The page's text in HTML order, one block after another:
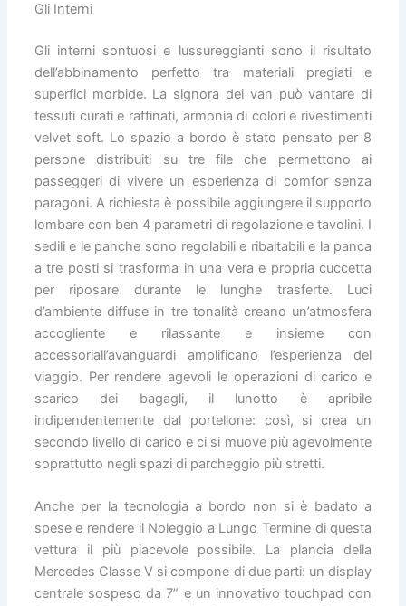
Gli Interni
Gli interni sontuosi e lussureggianti sono il risultato
dell’abbinamento perfetto tra materiali pregiati e
superfici morbide. La signora dei van può vantare di
tessuti curati e raffinati, armonia di colori e rivestimenti
velvet soft. Lo spazio a bordo è stato pensato per 8
persone distribuiti su tre file che permettono ai
passeggeri di vivere un esperienza di comfor senza
paragoni. A richiesta è possibile aggiungere il supporto
lombare con ben 4 parametri di regolazione e tavolini. I
sedili e le panche sono regolabili e ribaltabili e la panca
a tre posti si trasforma in una vera e propria cuccetta
per riposare durante le lunghe trasferte. Luci
d’ambiente diffuse in tre tonalità creano un’atmosfera
accogliente e rilassante e insieme con
accessoriall’avanguardi amplificano l’esperienza del
viaggio. Per rendere agevoli le operazioni di carico e
scarico dei bagagli, il lunotto è apribile
indipendentemente dal portellone: così, si crea un
secondo livello di carico e ci si muove più agevolmente
soprattutto negli spazi di parcheggio più stretti.
Anche per la tecnologia a bordo non si è badato a
spese e rendere il Noleggio a Lungo Termine di questa
vettura il più piacevole possibile. La plancia della
Mercedes Classe V si compone di due parti: un display
centrale sospeso da 7” e un innovativo touchpad con